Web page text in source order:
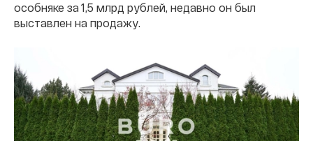
особняке за 1,5 млрд рублей, недавно он был
выставлен на продажу.